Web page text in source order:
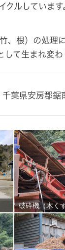
クルしていま
、根）の処理
て生まれ変わ
葉県安房郡鋸
破砕機（木く